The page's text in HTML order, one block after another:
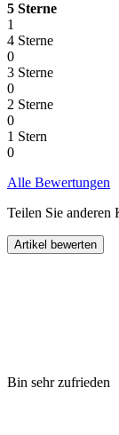
5 Sterne
1
4 Sterne
0
3 Sterne
0
2 Sterne
0
1 Stern
0
Alle Bewertungen
Teilen Sie anderen
Bin sehr zufrieden